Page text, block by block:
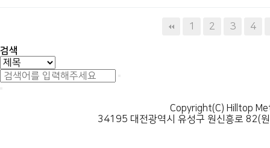
1 2 3 4
검색
Copyright(C) Hilltop
34195 대전광역시 유성구 원신흥로